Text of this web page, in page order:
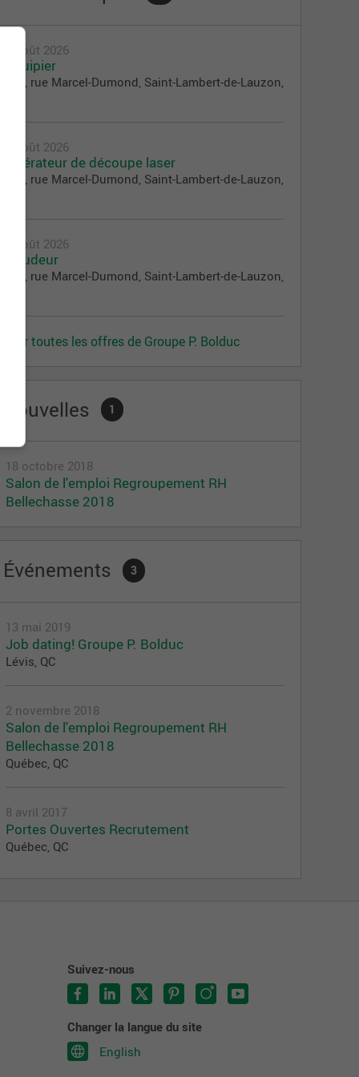
5 août 2026
Équipier
190, rue Marcel-Dumond, Saint-Lambert-de-Lauzon,
5 août 2026
Opérateur de découpe laser
190, rue Marcel-Dumond, Saint-Lambert-de-Lauzon,
3 août 2026
Soudeur
190, rue Marcel-Dumond, Saint-Lambert-de-Lauzon,
Voir toutes les offres de Groupe P. Bolduc
Nouvelles 1
18 octobre 2018
Salon de l'emploi Regroupement RH
Bellechasse 2018
Événements 3
13 mai 2019
Job dating! Groupe P. Bolduc
Lévis, QC
2 novembre 2018
Salon de l'emploi Regroupement RH
Bellechasse 2018
Québec, QC
8 avril 2017
Portes Ouvertes Recrutement
Québec, QC
Suivez-nous
Changer la langue du site
English